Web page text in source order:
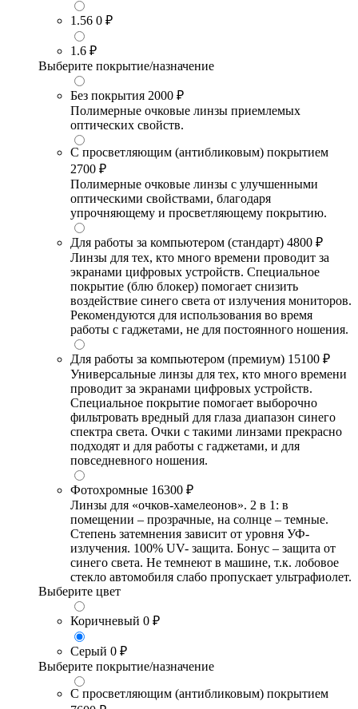
1.56 0 ₽
1.6 ₽
Выберите покрытие/назначение
Без покрытия 2000 ₽
Полимерные очковые линзы приемлемых
оптических свойств.
С просветляющим (антибликовым) покрытием
2700 ₽
Полимерные очковые линзы с улучшенными
оптическими свойствами, благодаря
упрочняющему и просветляющему покрытию.
Для работы за компьютером (стандарт) 4800 ₽
Линзы для тех, кто много времени проводит за
экранами цифровых устройств. Специальное
покрытие (блю блокер) помогает снизить
воздействие синего света от излучения мониторов.
Рекомендуются для использования во время
работы с гаджетами, не для постоянного ношения.
Для работы за компьютером (премиум) 15100 ₽
Универсальные линзы для тех, кто много времени
проводит за экранами цифровых устройств.
Специальное покрытие помогает выборочно
фильтровать вредный для глаза диапазон синего
спектра света. Очки с такими линзами прекрасно
подходят и для работы с гаджетами, и для
повседневного ношения.
Фотохромные 16300 ₽
Линзы для «очков-хамелеонов». 2 в 1: в
помещении – прозрачные, на солнце – темные.
Степень затемнения зависит от уровня УФ-
излучения. 100% UV- защита. Бонус – защита от
синего света. Не темнеют в машине, т.к. лобовое
стекло автомобиля слабо пропускает ультрафиолет.
Выберите цвет
Коричневый 0 ₽
Серый 0 ₽
Выберите покрытие/назначение
С просветляющим (антибликовым) покрытием